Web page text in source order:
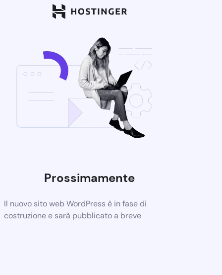
Prossimamente
Il nuovo sito web WordPress è in fase di
costruzione e sarà pubblicato a breve